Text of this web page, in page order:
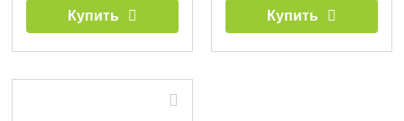
Купить Купить